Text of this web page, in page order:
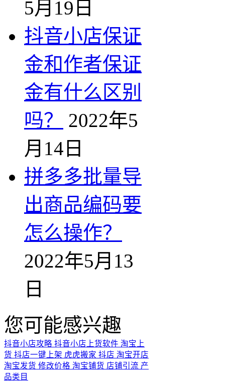
5月19日
抖音小店保证
金和作者保证
金有什么区别
吗？
2022年5
月14日
拼多多批量导
出商品编码要
怎么操作？
2022年5月13
日
您可能感兴趣
抖音小店攻略 抖音小店上货软件 淘宝上
货 抖店一键上架 虎虎搬家 抖店 淘宝开店
淘宝发货 修改价格 淘宝铺货 店铺引流 产
品类目